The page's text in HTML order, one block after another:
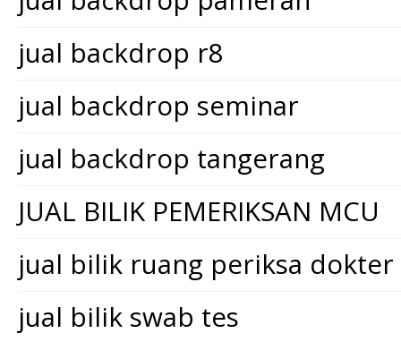
jual backdrop r8
jual backdrop seminar
jual backdrop tangerang
JUAL BILIK PEMERIKSAN MCU
jual bilik ruang periksa dokter
jual bilik swab tes